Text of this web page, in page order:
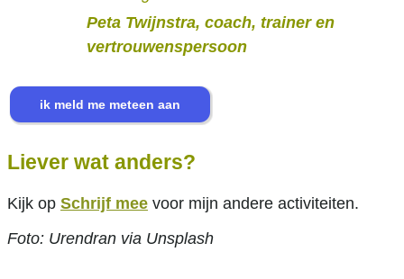
Peta Twijnstra, coach, trainer en
vertrouwenspersoon
Liever wat anders?
Kijk op Schrijf mee voor mijn andere activiteiten.
Foto: Urendran via Unsplash